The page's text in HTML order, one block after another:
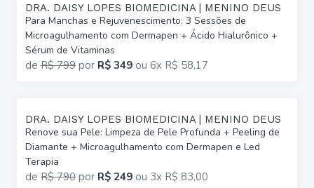
DRA. DAISY LOPES BIOMEDICINA | MENINO DEUS
Para Manchas e Rejuvenescimento: 3 Sessões de
Microagulhamento com Dermapen + Ácido Hialurônico +
Sérum de Vitaminas
de R$ 799 por R$ 349 ou 6x R$ 58,17
DRA. DAISY LOPES BIOMEDICINA | MENINO DEUS
Renove sua Pele: Limpeza de Pele Profunda + Peeling de
Diamante + Microagulhamento com Dermapen e Led
Terapia
de R$ 790 por R$ 249 ou 3x R$ 83,00